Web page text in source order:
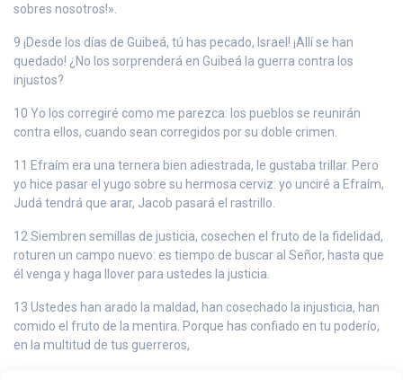
sobres nosotros!».
9 ¡Desde los días de Guibeá, tú has pecado, Israel! ¡Allí se han
quedado! ¿No los sorprenderá en Guibeá la guerra contra los
injustos?
10 Yo los corregiré como me parezca: los pueblos se reunirán
contra ellos, cuando sean corregidos por su doble crimen.
11 Efraím era una ternera bien adiestrada, le gustaba trillar. Pero
yo hice pasar el yugo sobre su hermosa cerviz: yo unciré a Efraím,
Judá tendrá que arar, Jacob pasará el rastrillo.
12 Siembren semillas de justicia, cosechen el fruto de la fidelidad,
roturen un campo nuevo: es tiempo de buscar al Señor, hasta que
él venga y haga llover para ustedes la justicia.
13 Ustedes han arado la maldad, han cosechado la injusticia, han
comido el fruto de la mentira. Porque has confiado en tu poderío,
en la multitud de tus guerreros,